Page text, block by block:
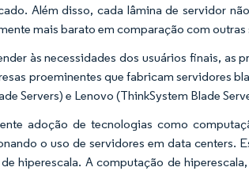
Além disso, cada lâmina de servidor
mais barato em comparação com outras
às necessidades dos usuários finais, as
proeminentes que fabricam servidores
Servers) e Lenovo (ThinkSystem Blade
adoção de tecnologias como
o uso de servidores em data centers.
hiperescala. A computação de